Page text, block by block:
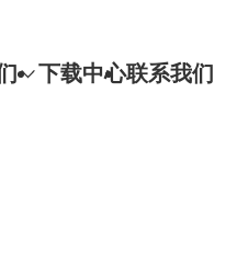
下载中心联系我们